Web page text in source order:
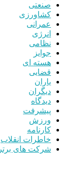
صنعتی
کشاورزی
عمرانی
انرژی
نظامی
جوایز
هسته ای
قضایی
یاران
دیگران
دیدگاه
پیشرفت
ورزش
کارنامه
خاطرات انقلاب
شرکت های برتر